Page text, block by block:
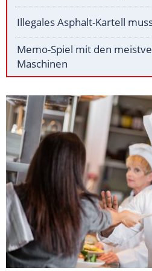
Illegales Asphalt-Kartell
Memo-Spiel mit den
Maschinen